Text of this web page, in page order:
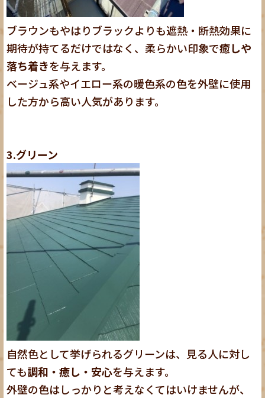
ブラウンもやはりブラックよりも遮熱・断熱効果に
期待が持てるだけではなく、柔らかい印象で癒しや
落ち着きを与えます。
ベージュ系やイエロー系の暖色系の色を外壁に使用
した方から高い人気があります。
3.グリーン
自然色として挙げられるグリーンは、見る人に対し
ても調和・癒し・安心を与えます。
外壁の色はしっかりと考えなくてはいけませんが、